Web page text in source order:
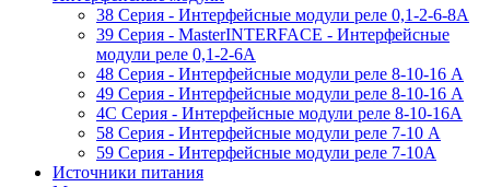
38 Cерия - Интерфейсные модули реле 0,1-2-6-8А
39 Cерия - MasterINTERFACE - Интерфейсные
модули реле 0,1-2-6А
48 Cерия - Интерфейсные модули реле 8-10-16 A
49 Серия - Интерфейсные модули реле 8-10-16 A
4C Серия - Интерфейсные модули реле 8-10-16А
58 Серия - Интерфейсные модули реле 7-10 A
59 Серия - Интерфейсные модули реле 7-10А
Источники питания